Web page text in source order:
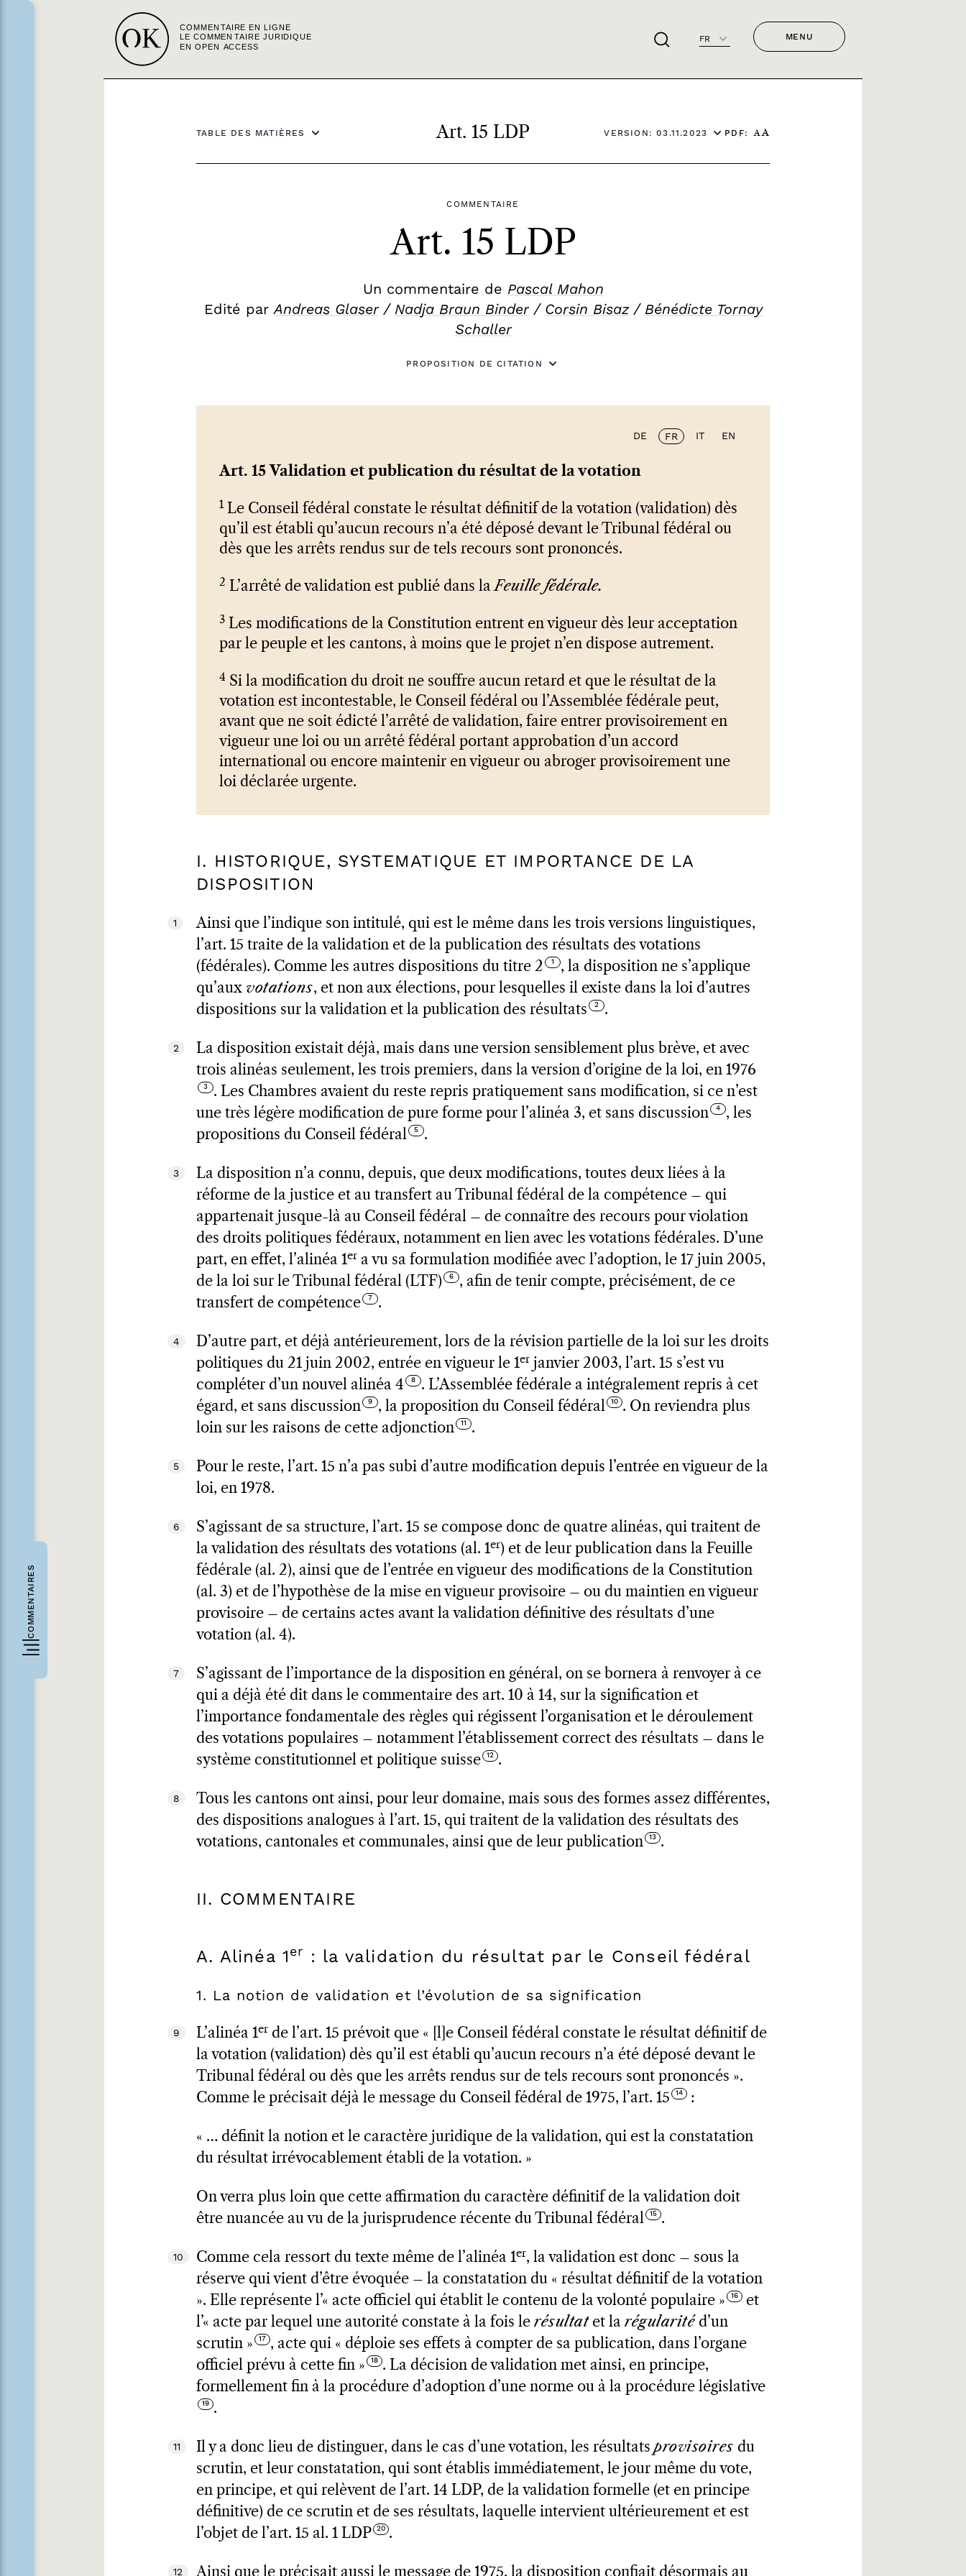
FR MENU
COMMENTAIRES
TABLE DES MATIÈRES Art. 15 LDP VERSION: 03.11.2023 PDF: A A
COMMENTAIRE
Art. 15 LDP
Un commentaire de Pascal Mahon
Edité parAndreas Glaser/ Nadja Braun Binder/ Corsin Bisaz/ Bénédicte Tornay
Schaller
PROPOSITION DE CITATION
DE FR IT EN
Art. 15 Validation et publication du résultat de la votation
1 Le Conseil fédéral constate le résultat définitif de la votation (validation) dès
qu’il est établi qu’aucun recours n’a été déposé devant le Tribunal fédéral ou
dès que les arrêts rendus sur de tels recours sont prononcés.
2 L’arrêté de validation est publié dans laFeuille fédérale.
3 Les modifications de la Constitution entrent en vigueur dès leur acceptation
par le peuple et les cantons, à moins que le projet n’en dispose autrement.
4 Si la modification du droit ne souffre aucun retard et que le résultat de la
votation est incontestable, le Conseil fédéral ou l’Assemblée fédérale peut,
avant que ne soit édicté l’arrêté de validation, faire entrer provisoirement en
vigueur une loi ou un arrêté fédéral portant approbation d’un accord
international ou encore maintenir en vigueur ou abroger provisoirement une
loi déclarée urgente.
I. HISTORIQUE, SYSTEMATIQUE ET IMPORTANCE DE LA
DISPOSITION
1
Ainsi que l’indique son intitulé, qui est le même dans les trois versions linguistiques,
l’art. 15 traite de la validation et de la publication des résultats des votations
(fédérales). Comme les autres dispositions du titre 2
, la disposition ne s’applique
qu’aux votations, et non aux élections, pour lesquelles il existe dans la loi d’autres
dispositions sur la validation et la publication des résultats
.
2
La disposition existait déjà, mais dans une version sensiblement plus brève, et avec
trois alinéas seulement, les trois premiers, dans la version d’origine de la loi, en 1976
. Les Chambres avaient du reste repris pratiquement sans modification, si ce n’est
une très légère modification de pure forme pour l’alinéa 3, et sans discussion
, les
propositions du Conseil fédéral
.
3
La disposition n’a connu, depuis, que deux modifications, toutes deux liées à la
réforme de la justice et au transfert au Tribunal fédéral de la compétence – qui
appartenait jusque-là au Conseil fédéral – de connaître des recours pour violation
des droits politiques fédéraux, notamment en lien avec les votations fédérales. D’une
part, en effet, l’alinéa 1er a vu sa formulation modifiée avec l’adoption, le 17 juin 2005,
de la loi sur le Tribunal fédéral (LTF)
, afin de tenir compte, précisément, de ce
transfert de compétence
.
4
D’autre part, et déjà antérieurement, lors de la révision partielle de la loi sur les droits
politiques du 21 juin 2002, entrée en vigueur le 1er janvier 2003, l’art. 15 s’est vu
compléter d’un nouvel alinéa 4
. L’Assemblée fédérale a intégralement repris à cet
égard, et sans discussion
, la proposition du Conseil fédéral
. On reviendra plus
loin sur les raisons de cette adjonction
.
5
Pour le reste, l’art. 15 n’a pas subi d’autre modification depuis l’entrée en vigueur de la
loi, en 1978.
6
S’agissant de sa structure, l’art. 15 se compose donc de quatre alinéas, qui traitent de
la validation des résultats des votations (al. 1er) et de leur publication dans la Feuille
fédérale (al. 2), ainsi que de l’entrée en vigueur des modifications de la Constitution
(al. 3) et de l’hypothèse de la mise en vigueur provisoire – ou du maintien en vigueur
provisoire – de certains actes avant la validation définitive des résultats d’une
votation (al. 4).
7
S’agissant de l’importance de la disposition en général, on se bornera à renvoyer à ce
qui a déjà été dit dans le commentaire des art. 10 à 14, sur la signification et
l’importance fondamentale des règles qui régissent l’organisation et le déroulement
des votations populaires – notamment l’établissement correct des résultats – dans le
système constitutionnel et politique suisse
.
8
Tous les cantons ont ainsi, pour leur domaine, mais sous des formes assez différentes,
des dispositions analogues à l’art. 15, qui traitent de la validation des résultats des
votations, cantonales et communales, ainsi que de leur publication
.
II. COMMENTAIRE
A. Alinéa 1er : la validation du résultat par le Conseil fédéral
1. La notion de validation et l’évolution de sa signification
9 L’alinéa 1er de l’art. 15 prévoit que « [l]e Conseil fédéral constate le résultat définitif de
la votation (validation) dès qu’il est établi qu’aucun recours n’a été déposé devant le
Tribunal fédéral ou dès que les arrêts rendus sur de tels recours sont prononcés ».
Comme le précisait déjà le message du Conseil fédéral de 1975, l’art. 15
:
« … définit la notion et le caractère juridique de la validation, qui est la constatation
du résultat irrévocablement établi de la votation. »
On verra plus loin que cette affirmation du caractère définitif de la validation doit
être nuancée au vu de la jurisprudence récente du Tribunal fédéral
.
10 Comme cela ressort du texte même de l’alinéa 1er, la validation est donc – sous la
réserve qui vient d’être évoquée – la constatation du « résultat définitif de la votation
». Elle représente l’« acte officiel qui établit le contenu de la volonté populaire »
et
l’« acte par lequel une autorité constate à la fois le résultatet la régularité d’un
scrutin »
, acte qui « déploie ses effets à compter de sa publication, dans l’organe
officiel prévu à cette fin »
. La décision de validation met ainsi, en principe,
formellement fin à la procédure d’adoption d’une norme ou à la procédure législative
.
11 Il y a donc lieu de distinguer, dans le cas d’une votation, les résultatsprovisoires du
scrutin, et leur constatation, qui sont établis immédiatement, le jour même du vote,
en principe, et qui relèvent de l’art. 14 LDP, de la validation formelle (et en principe
définitive) de ce scrutin et de ses résultats, laquelle intervient ultérieurement et est
l’objet de l’art. 15 al. 1 LDP
.
12 Ainsi que le précisait aussi le message de 1975, la disposition confiait désormais au